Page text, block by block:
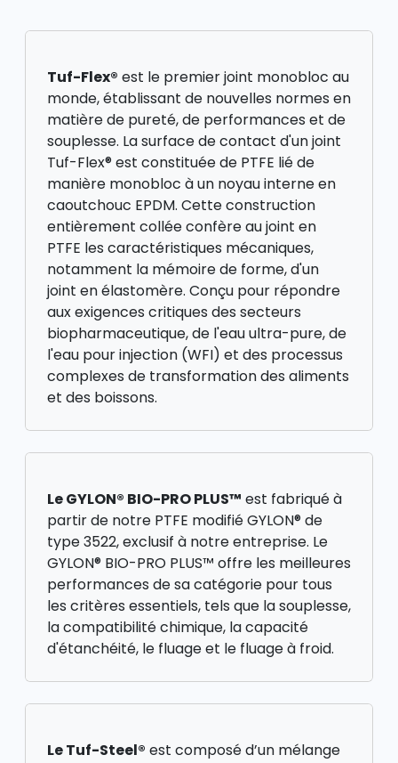
Tuf-Flex® est le premier joint monobloc au
monde, établissant de nouvelles normes en
matière de pureté, de performances et de
souplesse. La surface de contact d'un joint
Tuf-Flex® est constituée de PTFE lié de
manière monobloc à un noyau interne en
caoutchouc EPDM. Cette construction
entièrement collée confère au joint en
PTFE les caractéristiques mécaniques,
notamment la mémoire de forme, d'un
joint en élastomère. Conçu pour répondre
aux exigences critiques des secteurs
biopharmaceutique, de l'eau ultra-pure, de
l'eau pour injection (WFI) et des processus
complexes de transformation des aliments
et des boissons.
Le GYLON® BIO-PRO PLUS™ est fabriqué à
partir de notre PTFE modifié GYLON® de
type 3522, exclusif à notre entreprise. Le
GYLON® BIO-PRO PLUS™ offre les meilleures
performances de sa catégorie pour tous
les critères essentiels, tels que la souplesse,
la compatibilité chimique, la capacité
d'étanchéité, le fluage et le fluage à froid.
Le Tuf-Steel® est composé d’un mélange